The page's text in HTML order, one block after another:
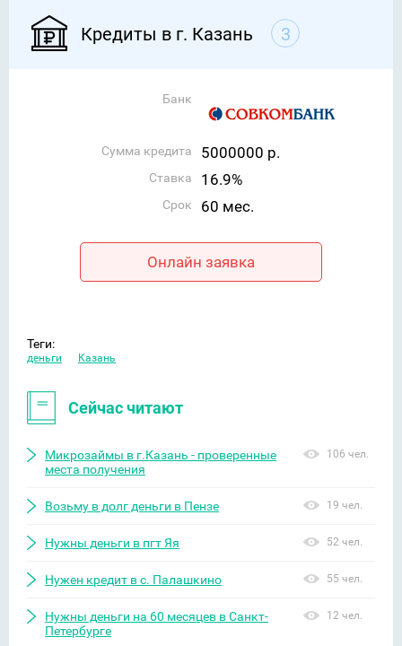
Кредиты в г. Казань 3
Банк
Сумма кредита 5000000 р.
Ставка 16.9%
Срок 60 мес.
Онлайн заявка
Теги:
деньги Казань
Сейчас читают
Микрозаймы в г.Казань - проверенные
места получения
106 чел.
Возьму в долг деньги в Пензе 19 чел.
Нужны деньги в пгт Яя 52 чел.
Нужен кредит в с. Палашкино 55 чел.
Нужны деньги на 60 месяцев в Санкт-
Петербурге
12 чел.